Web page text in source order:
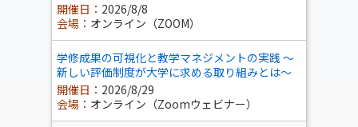
開催日： 2026/8/8
会場： オンライン（ZOOM）
学修成果の可視化と教学マネジメントの実践 ～
新しい評価制度が大学に求める取り組みとは～
開催日： 2026/8/29
会場： オンライン（Zoomウェビナー）